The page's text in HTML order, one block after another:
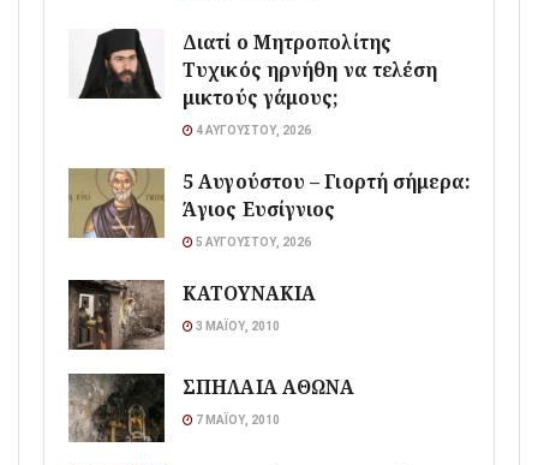
Διατί ο Μητροπολίτης
Τυχικός ηρνήθη να τελέση
μικτούς γάμους;
4 ΑΥΓΟΎΣΤΟΥ, 2026
5 Αυγούστου – Γιορτή σήμερα:
Άγιος Ευσίγνιος
5 ΑΥΓΟΎΣΤΟΥ, 2026
ΚΑΤΟΥΝΑΚΙΑ
3 ΜΑΪ́ΟΥ, 2010
ΣΠΗΛΑΙΑ ΑΘΩΝΑ
7 ΜΑΪ́ΟΥ, 2010